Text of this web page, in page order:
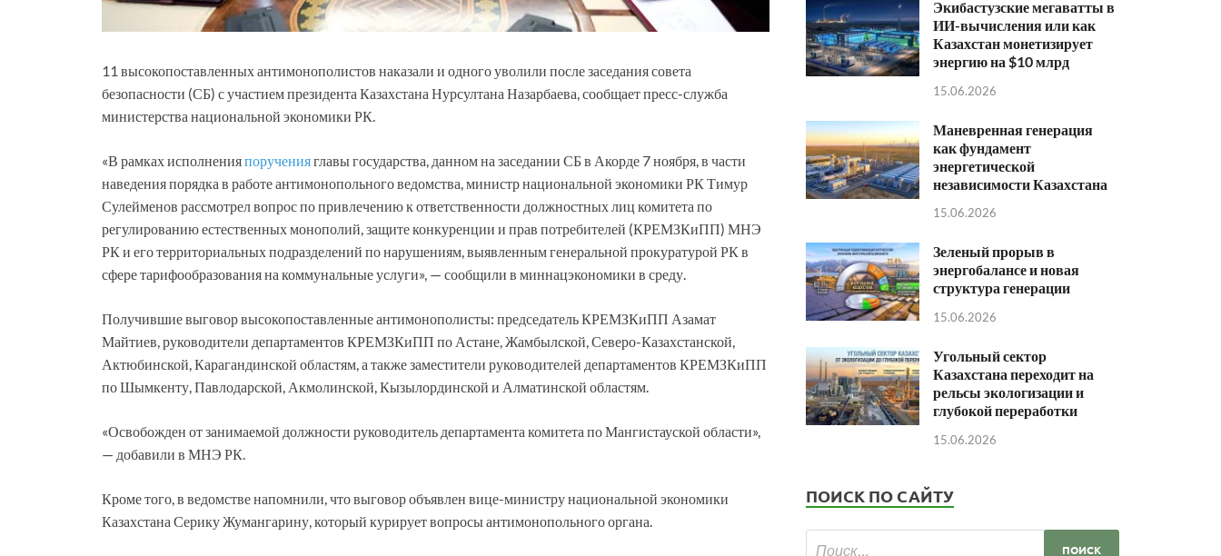
11 высокопоставленных антимонополистов наказали и одного уволили после заседания совета
безопасности (СБ) с участием президента Казахстана Нурсултана Назарбаева, сообщает пресс-служба
министерства национальной экономики РК.
«В рамках исполненияпорученияглавы государства, данном на заседании СБ в Акорде 7 ноября, в части
наведения порядка в работе антимонопольного ведомства, министр национальной экономики РК Тимур
Сулейменов рассмотрел вопрос по привлечению к ответственности должностных лиц комитета по
регулированию естественных монополий, защите конкуренции и прав потребителей (КРЕМЗКиПП) МНЭ
РК и его территориальных подразделений по нарушениям, выявленным генеральной прокуратурой РК в
сфере тарифообразования на коммунальные услуги», — сообщили в миннацэкономики в среду.
Получившие выговор высокопоставленные антимонополисты: председатель КРЕМЗКиПП Азамат
Майтиев, руководители департаментов КРЕМЗКиПП по Астане, Жамбылской, Северо-Казахстанской,
Актюбинской, Карагандинской областям, а также заместители руководителей департаментов КРЕМЗКиПП
по Шымкенту, Павлодарской, Акмолинской, Кызылординской и Алматинской областям.
«Освобожден от занимаемой должности руководитель департамента комитета по Мангистауской области»,
— добавили в МНЭ РК.
Кроме того, в ведомстве напомнили, что выговор объявлен вице-министру национальной экономики
Казахстана Серику Жумангарину, который курирует вопросы антимонопольного органа.
Экибастузские мегаватты в
ИИ-вычисления или как
Казахстан монетизирует
энергию на $10 млрд
15.06.2026
Маневренная генерация
как фундамент
энергетической
независимости Казахстана
15.06.2026
Зеленый прорыв в
энергобалансе и новая
структура генерации
15.06.2026
Угольный сектор
Казахстана переходит на
рельсы экологизации и
глубокой переработки
15.06.2026
ПОИСК ПО САЙТУ